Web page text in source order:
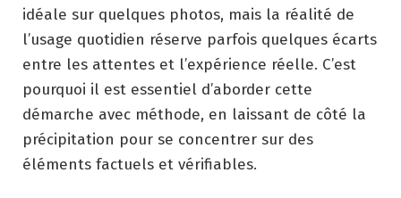
idéale sur quelques photos, mais la réalité de
l’usage quotidien réserve parfois quelques écarts
entre les attentes et l’expérience réelle. C’est
pourquoi il est essentiel d’aborder cette
démarche avec méthode, en laissant de côté la
précipitation pour se concentrer sur des
éléments factuels et vérifiables.